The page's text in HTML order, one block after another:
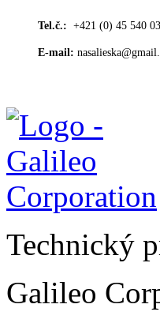
Tel.č.: +421 (0) 45 540
E-mail:
Technický
Galileo